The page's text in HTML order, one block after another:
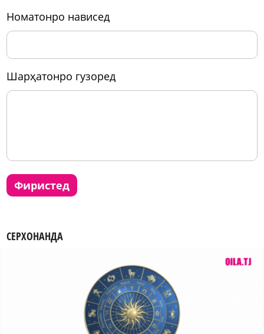
номатонро нависед
шарҳатонро гузоред
фиристед
СЕРХОНАНДА